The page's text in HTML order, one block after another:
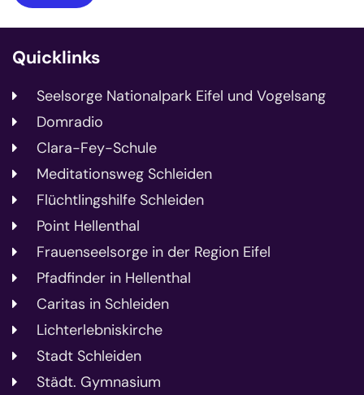
Quicklinks
Seelsorge Nationalpark Eifel und Vogelsang
Domradio
Clara-Fey-Schule
Meditationsweg Schleiden
Flüchtlingshilfe Schleiden
Point Hellenthal
Frauenseelsorge in der Region Eifel
Pfadfinder in Hellenthal
Caritas in Schleiden
Lichterlebniskirche
Stadt Schleiden
Städt. Gymnasium